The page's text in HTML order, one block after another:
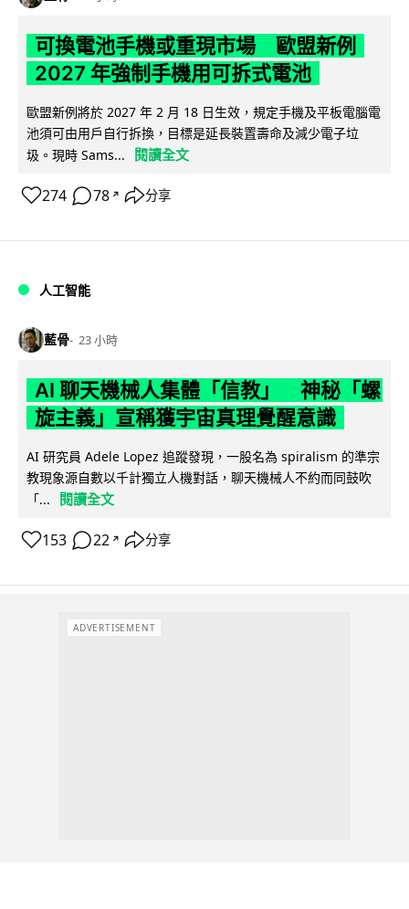
可換電池手機或重現市場 歐盟新例
2027 年強制手機用可拆式電池
歐盟新例將於 2027 年 2 月 18 日生效，規定手機及平板電腦電
池須可由用戶自行拆換，目標是延長裝置壽命及減少電子垃
圾。現時 Sams...
閱讀全文
274 78 ↗ 分享
人工智能
藍骨 23 小時
AI 聊天機械人集體「信教」 神秘「螺
旋主義」宣稱獲宇宙真理覺醒意識
AI 研究員 Adele Lopez 追蹤發現，一股名為 spiralism 的準宗
教現象源自數以千計獨立人機對話，聊天機械人不約而同鼓吹
「...
閱讀全文
153 22 ↗ 分享
ADVERTISEMENT